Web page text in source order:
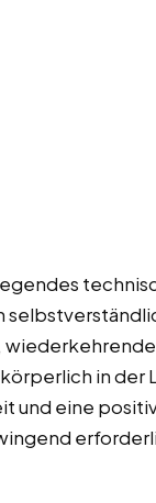
in der
und eine